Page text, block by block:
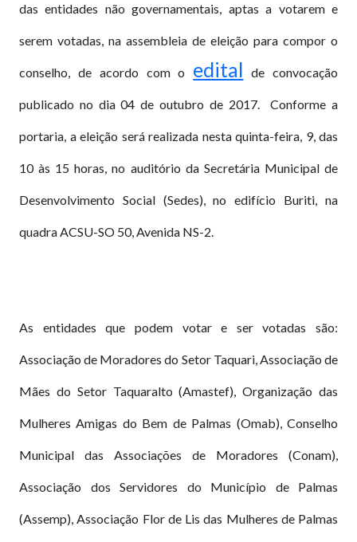
das entidades não governamentais, aptas a votarem e
serem votadas, na assembleia de eleição para compor o
conselho, de acordo com o edital de convocação
publicado no dia 04 de outubro de 2017.Conforme a
portaria, a eleição será realizada nesta quinta-feira, 9, das
10 às 15 horas, no auditório da Secretária Municipal de
Desenvolvimento Social (Sedes), no edifício Buriti, na
quadra ACSU-SO 50, Avenida NS-2.
As entidades que podem votar e ser votadas são:
Associação de Moradores do Setor Taquari, Associação de
Mães do Setor Taquaralto (Amastef), Organização das
Mulheres Amigas do Bem de Palmas (Omab), Conselho
Municipal das Associações de Moradores (Conam),
Associação dos Servidores do Município de Palmas
(Assemp), Associação Flor de Lis das Mulheres de Palmas